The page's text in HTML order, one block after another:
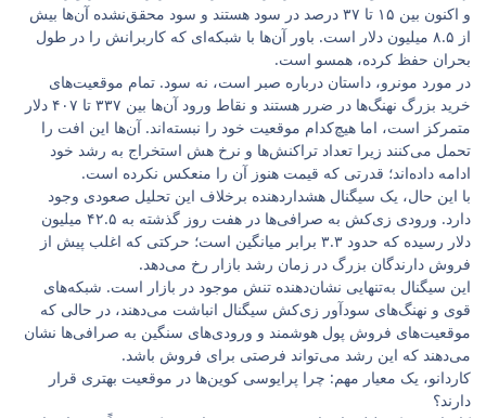
و اکنون بین ۱۵ تا ۳۷ درصد در سود هستند و سود محقق‌نشده آن‌ها بیش
از ۸.۵ میلیون دلار است. باور آن‌ها با شبکه‌ای که کاربرانش را در طول
بحران حفظ کرده، همسو است.
در مورد مونرو، داستان درباره صبر است، نه سود. تمام موقعیت‌های
خرید بزرگ نهنگ‌ها در ضرر هستند و نقاط ورود آن‌ها بین ۳۳۷ تا ۴۰۷ دلار
متمرکز است، اما هیچ‌کدام موقعیت خود را نبسته‌اند. آن‌ها این افت را
تحمل می‌کنند زیرا تعداد تراکنش‌ها و نرخ هش استخراج به رشد خود
ادامه داده‌اند؛ قدرتی که قیمت هنوز آن را منعکس نکرده است.
با این حال، یک سیگنال هشداردهنده برخلاف این تحلیل صعودی وجود
دارد. ورودی زی‌کش به صرافی‌ها در هفت روز گذشته به ۴۲.۵ میلیون
دلار رسیده که حدود ۳.۳ برابر میانگین است؛ حرکتی که اغلب پیش از
فروش دارندگان بزرگ در زمان رشد بازار رخ می‌دهد.
این سیگنال به‌تنهایی نشان‌دهنده تنش موجود در بازار است. شبکه‌های
قوی و نهنگ‌های سودآور زی‌کش سیگنال انباشت می‌دهند، در حالی که
موقعیت‌های فروش پول هوشمند و ورودی‌های سنگین به صرافی‌ها نشان
می‌دهند که این رشد می‌تواند فرصتی برای فروش باشد.
کاردانو، یک معیار مهم: چرا پرایوسی کوین‌ها در موقعیت بهتری قرار
دارند؟